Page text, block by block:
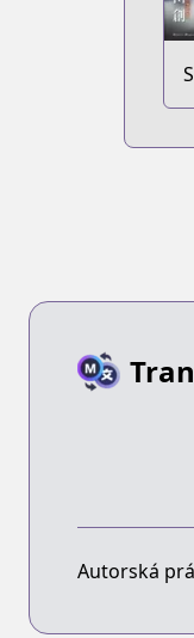
Autorská